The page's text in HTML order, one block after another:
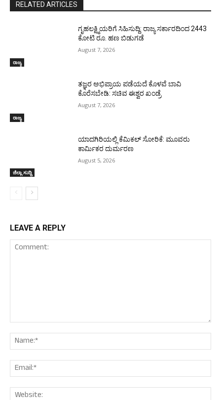
RELATED ARTICLES
ರಾಜ್ಯ
ಗೃಹಲಕ್ಷ್ಮಿಯರಿಗೆ ಸಿಹಿಸುದ್ದಿ: ರಾಜ್ಯ ಸರ್ಕಾರದಿಂದ 2443
ಕೋಟಿ ರೂ. ಹಣ ಬಿಡುಗಡೆ
August 7, 2026
ರಾಜ್ಯ
ತಜ್ಞರ ಅಭಿಪ್ರಾಯ ಪಡೆಯದೆ ಕೊಳವೆ ಬಾವಿ
ಕೊರೆಸಬೇಡಿ: ಸಚಿವ ಈಶ್ವರ ಖಂಡ್ರೆ
August 7, 2026
ಜಿಲ್ಲಾ ಸುದ್ದಿ
ಯಾದಗಿರಿಯಲ್ಲಿ ಕೆಮಿಕಲ್ ಸೋರಿಕೆ: ಮೂವರು
ಕಾರ್ಮಿಕರ ದುರ್ಮರಣ
August 5, 2026
LEAVE A REPLY